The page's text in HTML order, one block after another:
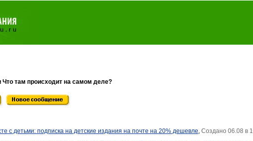
Что там происходит на самом деле?
с детьми: подписка на детские издания на почте на 20% дешевле, Создано 06.08 в